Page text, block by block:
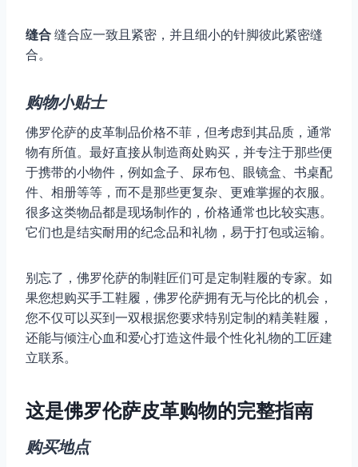
缝合缝合应一致且紧密，并且细小的针脚彼此紧密缝
合。
购物小贴士
佛罗伦萨的皮革制品价格不菲，但考虑到其品质，通常
物有所值。最好直接从制造商处购买，并专注于那些便
于携带的小物件，例如盒子、尿布包、眼镜盒、书桌配
件、相册等等，而不是那些更复杂、更难掌握的衣服。
很多这类物品都是现场制作的，价格通常也比较实惠。
它们也是结实耐用的纪念品和礼物，易于打包或运输。
别忘了，佛罗伦萨的制鞋匠们可是定制鞋履的专家。如
果您想购买手工鞋履，佛罗伦萨拥有无与伦比的机会，
您不仅可以买到一双根据您要求特别定制的精美鞋履，
还能与倾注心血和爱心打造这件最个性化礼物的工匠建
立联系。
这是佛罗伦萨皮革购物的完整指南
购买地点